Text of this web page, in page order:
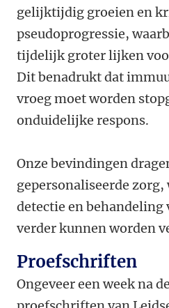
gelijktijdig groeien en
pseudoprogressie,
tijdelijk groter lijken
Dit benadrukt dat
vroeg moet worden
onduidelijke respons.
Onze bevindingen
gepersonaliseerde zorg,
detectie en behandeling
verder kunnen worden
Proefschriften
Ongeveer een week na